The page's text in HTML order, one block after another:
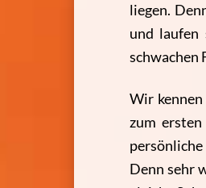
liegen.
und laufen
schwachen
Wir
zum
Denn sehr